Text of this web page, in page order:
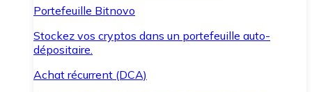
Portefeuille Bitnovo
Stockez vos cryptos dans un portefeuille auto-
dépositaire.
Achat récurrent (DCA)